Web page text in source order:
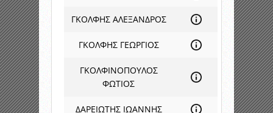
ΓΚΟΛΦΗΣ ΑΛΕΞΑΝΔΡΟΣ
ΓΚΟΛΦΗΣ ΓΕΩΡΓΙΟΣ
ΓΚΟΛΦΙΝΟΠΟΥΛΟΣ
ΦΩΤΙΟΣ
ΔΑΡΕΙΩΤΗΣ ΙΩΑΝΝΗΣ